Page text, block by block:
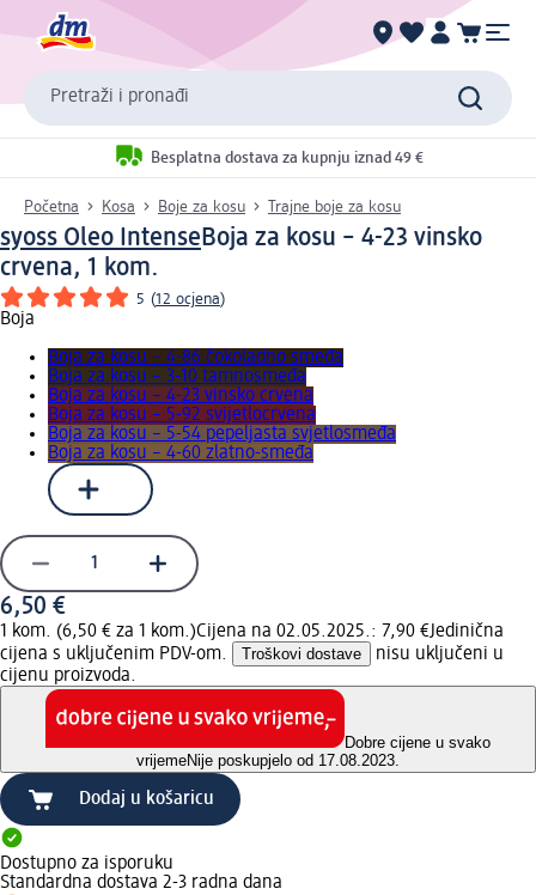
Pretraži i pronađi
Besplatna dostava za kupnju iznad 49 €
Početna Kosa Boje za kosu Trajne boje za kosu
syoss Oleo IntenseBoja za kosu – 4-23 vinsko
crvena, 1 kom.
5 (12 ocjena)
Boja
Boja za kosu – 4-86 čokoladno smeđa
Boja za kosu – 3-10 tamnosmeđa
Boja za kosu – 4-23 vinsko crvena
Boja za kosu – 5-92 svijetlocrvena
Boja za kosu – 5-54 pepeljasta svjetlosmeđa
Boja za kosu – 4-60 zlatno-smeđa
6,50 €
1 kom. (6,50 € za 1 kom.)Cijena na 02.05.2025.: 7,90 €Jedinična
cijena s uključenim PDV-om.
Troškovi dostave
nisu uključeni u
cijenu proizvoda.
Dobre cijene u svako
vrijemeNije poskupjelo od 17.08.2023.
Dodaj u košaricu
Dostupno za isporuku
Standardna dostava 2-3 radna dana